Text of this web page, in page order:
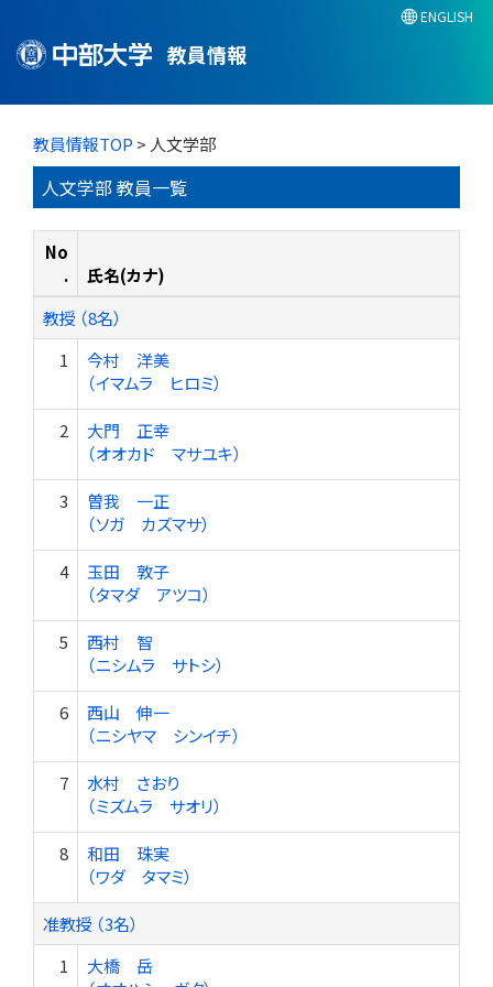
教員情報
ENGLISH
教員情報TOP > 人文学部
人文学部 教員一覧
No
.
氏名(カナ)
教授 （8名）
1
今村 洋美
（イマムラ ヒロミ）
2
大門 正幸
（オオカド マサユキ）
3
曽我 一正
（ソガ カズマサ）
4
玉田 敦子
（タマダ アツコ）
5
西村 智
（ニシムラ サトシ）
6
西山 伸一
（ニシヤマ シンイチ）
7
水村 さおり
（ミズムラ サオリ）
8
和田 珠実
（ワダ タマミ）
准教授 （3名）
1
大橋 岳